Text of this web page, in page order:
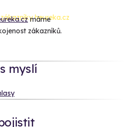
máme
zákazníků.
myslí